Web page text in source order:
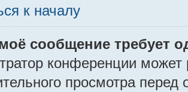
к началу
сообщение требует
конференции
просмотра